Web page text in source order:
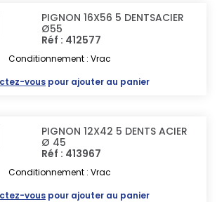
PIGNON 16X56 5 DENTSACIER
Ø55
Réf : 412577
Conditionnement : Vrac
vous pour ajouter au panier
PIGNON 12X42 5 DENTS ACIER
Ø 45
Réf : 413967
Conditionnement : Vrac
vous pour ajouter au panier